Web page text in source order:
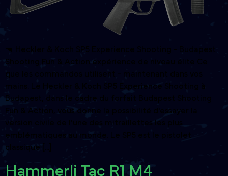
🔫 Heckler & Koch SP5 Experience Shooting - Budapest
Shooting Fun & Action expérience de niveau élite Ce
que les commandos utilisent - maintenant dans vos
mains. Le Heckler & Koch SP5 Experience Shooting à
Budapest, dans le cadre du forfait Budapest Shooting
Fun & Action, vous donne la possibilité d'essayer la
version civile de l'une des mitraillettes les plus
emblématiques au monde. Le SP5 est le pistolet
classique [...]
Hammerli Tac R1 M4